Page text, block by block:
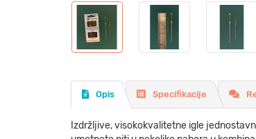
Opis Specifikacije
Izdržljive, visokokvalitetne igle